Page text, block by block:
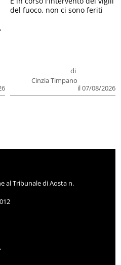
di
Cinzia Timpano
il 07/08/2026
del fuoco, non ci sono feriti
al Tribunale di Aosta n.